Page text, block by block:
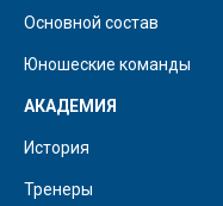
Основной состав
Юношеские команды
АКАДЕМИЯ
История
Тренеры